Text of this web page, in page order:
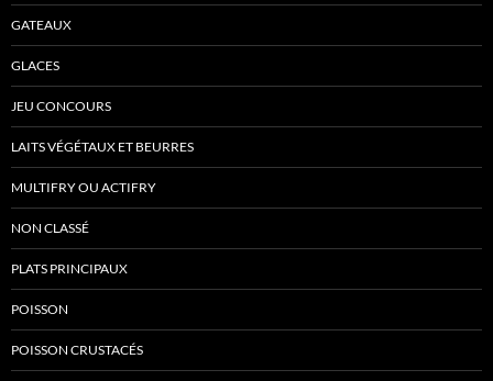
GATEAUX
GLACES
JEU CONCOURS
LAITS VÉGÉTAUX ET BEURRES
MULTIFRY OU ACTIFRY
NON CLASSÉ
PLATS PRINCIPAUX
POISSON
POISSON CRUSTACÉS